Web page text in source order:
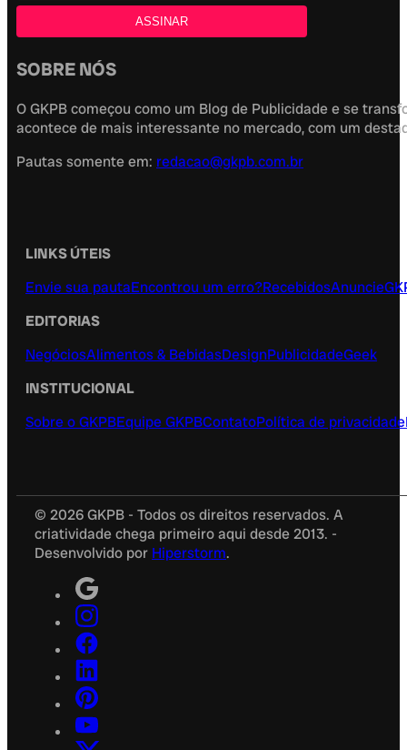
SOBRE NÓS
O GKPB começou como um Blog de Publicidade e se
acontece de mais interessante no mercado, com um
Pautas somente em: redacao@gkpb.com.br
LINKS ÚTEIS
Envie sua pautaEncontrou um erro?RecebidosAnuncie
EDITORIAS
NegóciosAlimentos & BebidasDesignPublicidadeGeek
INSTITUCIONAL
Sobre o GKPBEquipe GKPBContatoPolítica de privacidade
© 2026 GKPB - Todos os direitos reservados. A
criatividade chega primeiro aqui desde 2013. -
Desenvolvido por Hiperstorm.